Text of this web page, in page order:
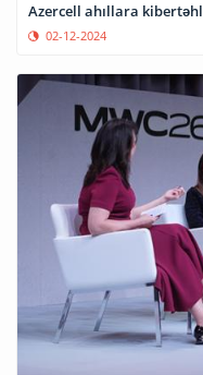
Azercell ahıllara
02-12-2024